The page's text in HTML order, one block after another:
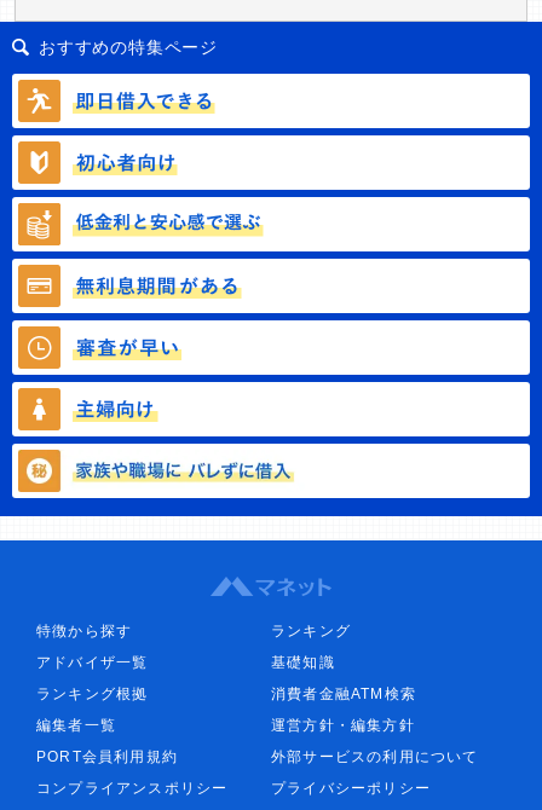
おすすめの特集ページ
特徴から探す
ランキング
アドバイザ一覧
基礎知識
ランキング根拠
消費者金融ATM検索
編集者一覧
運営方針・編集方針
PORT会員利用規約
外部サービスの利用について
コンプライアンスポリシー
プライバシーポリシー